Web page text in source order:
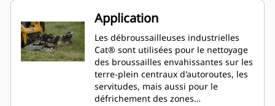
Application
Les débroussailleuses industrielles
Cat® sont utilisées pour le nettoyage
des broussailles envahissantes sur les
terre-plein centraux d'autoroutes, les
servitudes, mais aussi pour le
défrichement des zones